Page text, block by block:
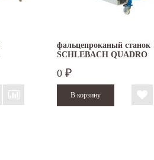
фальцепроканый станок
SCHLEBACH QUADRO
0 ₽